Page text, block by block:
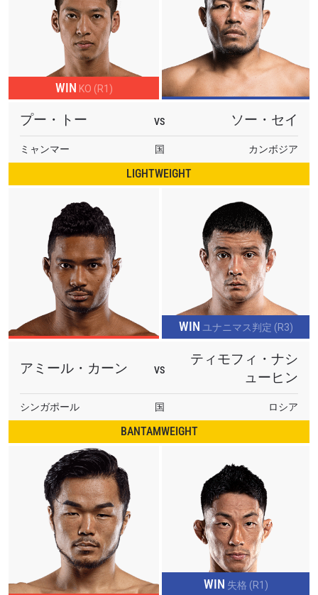
WIN KO (R1)
プー・トー VS ソー・セイ
ミャンマー 国 カンボジア
LIGHTWEIGHT
WIN ユナニマス判定 (R3)
アミール・カーン VS
ティモフィ・ナシ
ューヒン
シンガポール 国 ロシア
BANTAMWEIGHT
WIN 失格 (R1)